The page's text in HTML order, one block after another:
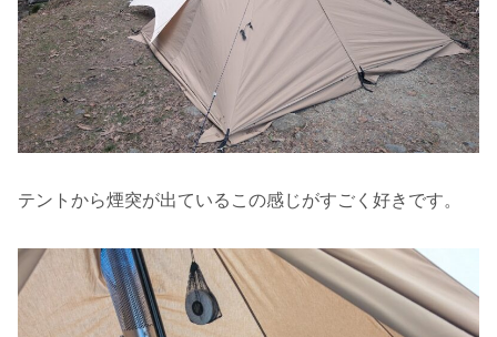
テントから煙突が出ているこの感じがすごく好きです。